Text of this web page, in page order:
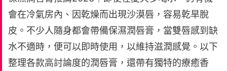
會在冷氣房內、因乾燥而出現沙漠唇，容易乾旱脫
皮。不少人隨身都會帶備保濕潤唇膏，當雙唇感到缺
水不適時，便可以即時使用，以維持滋潤感覺。以下
整理各款高討論度的潤唇膏，還帶有獨特的療癒香